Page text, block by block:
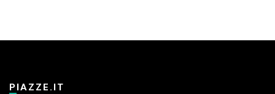
PIAZZE.IT